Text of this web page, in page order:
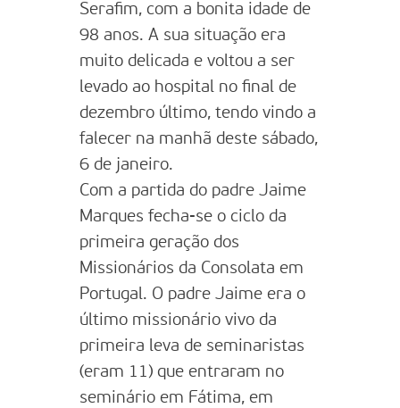
Serafim, com a bonita idade de
98 anos. A sua situação era
muito delicada e voltou a ser
levado ao hospital no final de
dezembro último, tendo vindo a
falecer na manhã deste sábado,
6 de janeiro.
Com a partida do padre Jaime
Marques fecha-se o ciclo da
primeira geração dos
Missionários da Consolata em
Portugal. O padre Jaime era o
último missionário vivo da
primeira leva de seminaristas
(eram 11) que entraram no
seminário em Fátima, em